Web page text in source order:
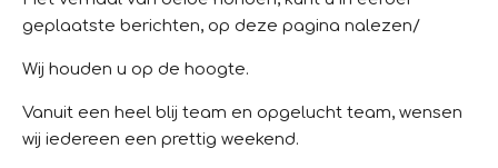
geplaatste berichten, op deze pagina nalezen/
Wij houden u op de hoogte.
Vanuit een heel blij team en opgelucht team, wensen
wij iedereen een prettig weekend.